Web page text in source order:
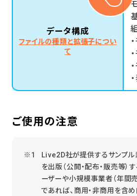
データ構成
ファイルの種類と拡張子につい
て
ご使用の注意
Live2D社が提供するサンプル
を出版（公開・配布・販売等）
ーザーや小規模事業者（年間
であれば、商用・非商用を含